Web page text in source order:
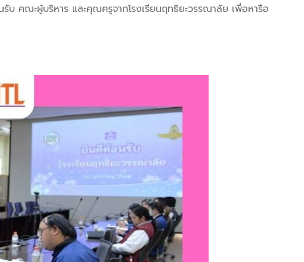
คณะผู้บริหาร และคุณครูจากโรงเรียนฤทธิยะวรรณาลัย เพื่อหารือ